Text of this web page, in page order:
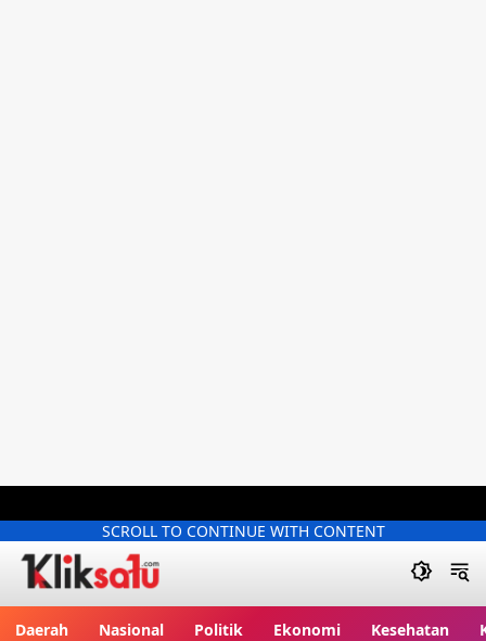
SCROLL TO CONTINUE WITH CONTENT
Daerah Nasional Politik Ekonomi Kesehatan